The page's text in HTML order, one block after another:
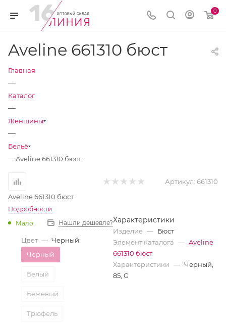
0
Aveline 661310 бюст
Главная
—
Каталог
—
Женщины
—
Бельё
—Aveline 661310 бюст
Артикул: 661310
Aveline 661310 бюст
Подробности
Мало
Нашли дешевле?
Цвет — Черный
Черный
Белый
Бежевый
Трюфель
Характеристики
Изделие — Бюст
Элемент каталога — Aveline
661310 бюст
Характеристики — Черный,
85, G